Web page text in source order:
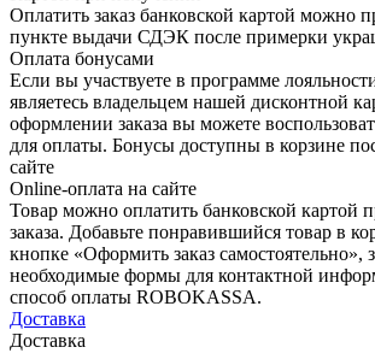
Оплатить заказ банковской картой можно
пункте выдачи СДЭК после примерки
Оплата бонусами
Если вы участвуете в программе
являетесь владельцем нашей дисконтной
оформлении заказа вы можете
для оплаты. Бонусы доступны в корзине
сайте
Online-оплата на сайте
Товар можно оплатить банковской картой
заказа. Добавьте понравившийся товар в
кнопке «Оформить заказ самостоятельно»,
необходимые формы для контактной
способ оплаты ROBOKASSA.
Доставка
Доставка